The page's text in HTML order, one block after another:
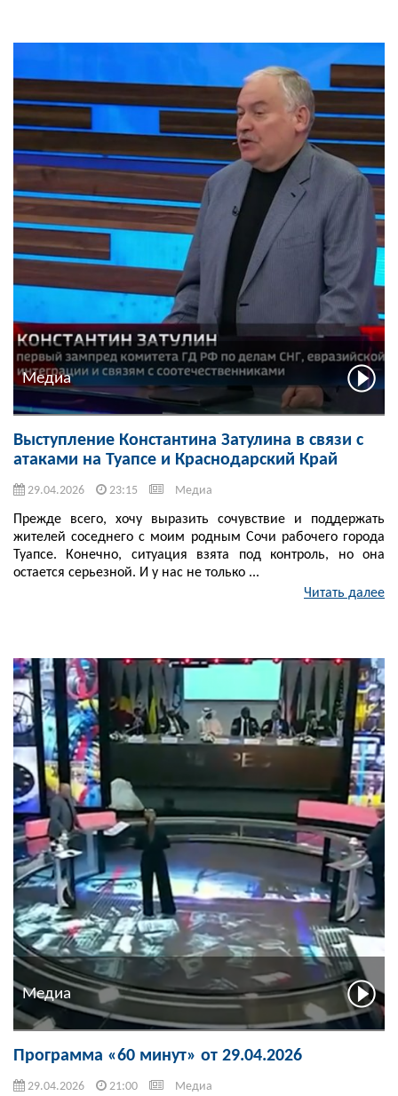
Медиа
Выступление Константина Затулина в связи с
атаками на Туапсе и Краснодарский Край
29.04.2026 23:15 Медиа
Прежде всего, хочу выразить сочувствие и поддержать
жителей соседнего с моим родным Сочи рабочего города
Туапсе. Конечно, ситуация взята под контроль, но она
остается серьезной. И у нас не только ...
Читать далее
Медиа
Программа «60 минут» от 29.04.2026
29.04.2026 21:00 Медиа